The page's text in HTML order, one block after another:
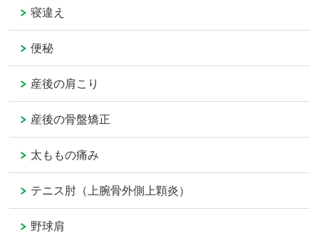
寝違え
便秘
産後の肩こり
産後の骨盤矯正
太ももの痛み
テニス肘（上腕骨外側上顆炎）
野球肩